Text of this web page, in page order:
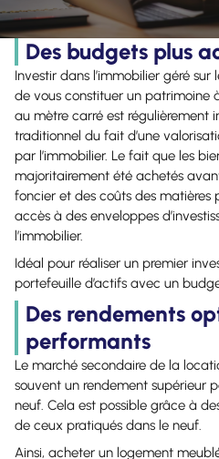
Des budgets plus
Investir dans l’immobilier géré
de vous constituer un patrimoine
au mètre carré est régulièrement
traditionnel du fait d’une
par l’immobilier. Le fait que les
majoritairement été achetés
foncier et des coûts des matières
accès à des enveloppes
l’immobilier.
Idéal pour réaliser un premier
portefeuille d’actifs avec un
Des rendements
performants
Le marché secondaire de la
souvent un rendement supérieur
neuf. Cela est possible grâce à
de ceux pratiqués dans le neuf.
Ainsi, acheter un logement